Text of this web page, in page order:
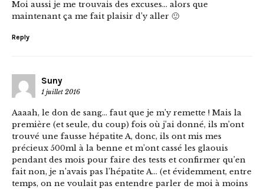
Moi aussi je me trouvais des excuses… alors que
maintenant ça me fait plaisir d’y aller 🙂
Reply
Suny
1 juillet 2016
Aaaah, le don de sang… faut que je m’y remette ! Mais la
première (et seule, du coup) fois où j’ai donné, ils m’ont
trouvé une fausse hépatite A, donc, ils ont mis mes
précieux 500ml à la benne et m’ont cassé les glaouis
pendant des mois pour faire des tests et confirmer qu’en
fait non, je n’avais pas l’hépatite A… (et évidemment, entre
temps, on ne voulait pas entendre parler de moi à moins